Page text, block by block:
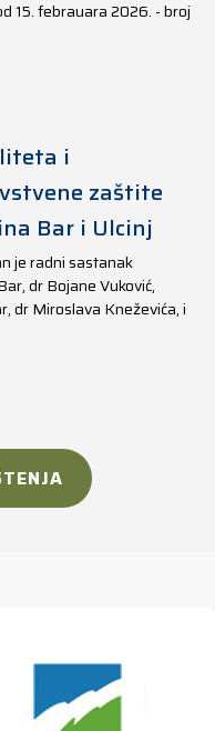
15. febrauara 2026. - broj
i
zaštite
Bar i Ulcinj
je radni sastanak
dr Bojane Vuković,
dr Miroslava Kneževića, i
Kreshnika Mustafe.